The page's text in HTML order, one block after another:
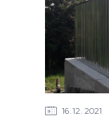
16 12 2021